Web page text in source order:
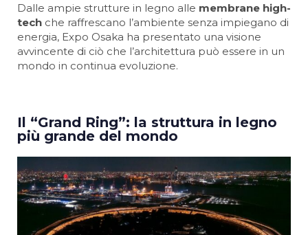
Dalle ampie strutture in legno alle membrane high-
tech che raffrescano l’ambiente senza impiegano di
energia, Expo Osaka ha presentato una visione
avvincente di ciò che l’architettura può essere in un
mondo in continua evoluzione.
Il “Grand Ring”: la struttura in legno
più grande del mondo